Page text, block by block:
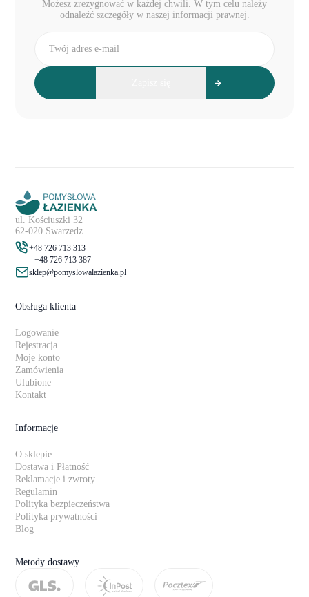
Możesz zrezygnować w każdej chwili. W tym celu należy
odnaleźć szczegóły w naszej informacji prawnej.
ul. Kościuszki 32
62-020 Swarzędz
+48 726 713 313
+48 726 713 387
sklep@pomyslowalazienka.pl
Obsługa klienta
Logowanie
Rejestracja
Moje konto
Zamówienia
Ulubione
Kontakt
Informacje
O sklepie
Dostawa i Płatność
Reklamacje i zwroty
Regulamin
Polityka bezpieczeństwa
Polityka prywatności
Blog
Metody dostawy